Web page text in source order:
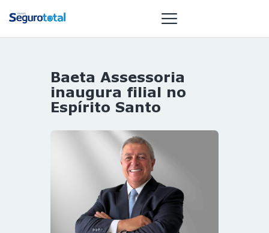
NOTÍCIAS
REVISTA
GAIVOTA DE
ST SUMMIT
MULHERES
GESTORAS
HOMEST
Baeta Assessoria
inaugura filial no
Espírito Santo